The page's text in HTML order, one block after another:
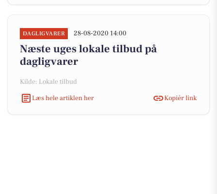
DAGLIGVARER 28-08-2020 14:00
Næste uges lokale tilbud på
dagligvarer
Kilde: Lokale tilbud
Læs hele artiklen her
Kopiér link